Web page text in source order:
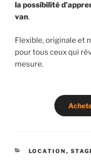
la possibilité
van.
Flexible, originale et
pour tous ceux qui
mesure.
CATÉGORIES
LOCATION ,